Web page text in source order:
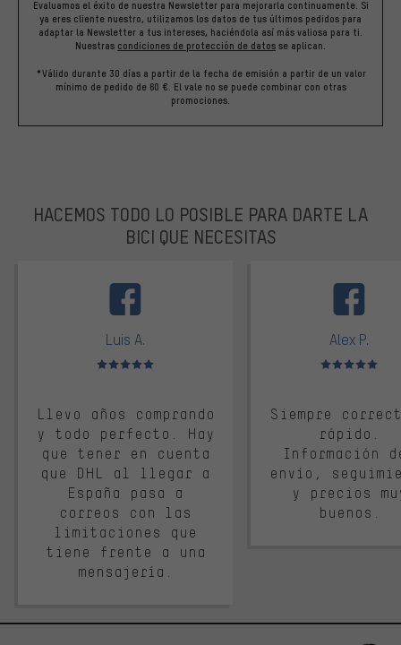
Evaluamos el éxito de nuestra Newsletter para mejorarla continuamente. Si
ya eres cliente nuestro, utilizamos los datos de tus últimos pedidos para
adaptar la Newsletter a tus intereses, haciéndola así más valiosa para ti.
Nuestras condiciones de protección de datos se aplican.
*Válido durante 30 días a partir de la fecha de emisión a partir de un valor
mínimo de pedido de 60 €. El vale no se puede combinar con otras
promociones.
HACEMOS TODO LO POSIBLE PARA DARTE LA
BICI QUE NECESITAS
Luis A.
Valoración media: 5 de 5
Llevo años comprando
y todo perfecto. Hay
que tener en cuenta
que DHL al llegar a
España pasa a
correos con las
limitaciones que
tiene frente a una
mensajería.
Alex P.
Valoración
Siempre
rápido.
Información
envío,
y precios
buenos.